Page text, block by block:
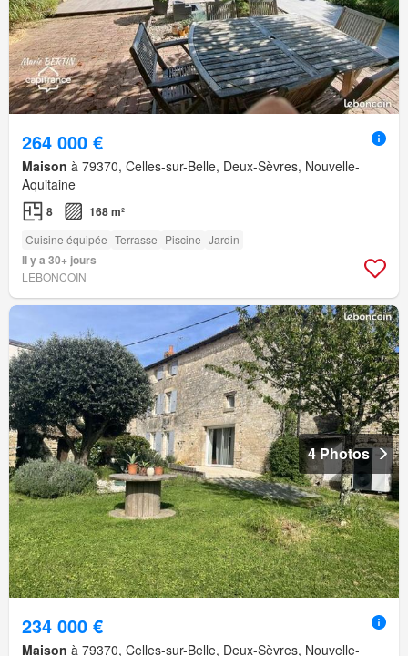
264 000 €
Maison à 79370, Celles-sur-Belle, Deux-Sèvres, Nouvelle-
Aquitaine
8 168 m²
Cuisine équipée Terrasse Piscine Jardin
Il y a 30+ jours
LEBONCOIN
4 Photos
234 000 €
Maison à 79370, Celles-sur-Belle, Deux-Sèvres, Nouvelle-